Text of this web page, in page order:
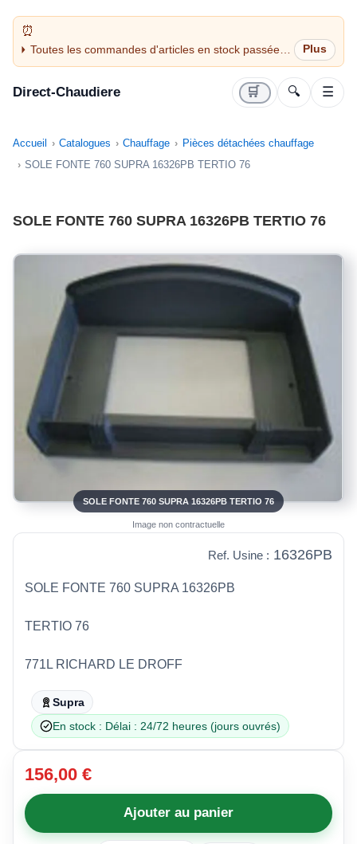
Toutes les commandes d'articles en stock passées
avant 14H sont expédiées le jour même (jours
Direct-Chaudiere 🛒 🔍 ☰
Accueil Catalogues Chauffage
Pièces détachées chauffage
SOLE FONTE 760 SUPRA 16326PB TERTIO 76
SOLE FONTE 760 SUPRA 16326PB TERTIO 76
SOLE FONTE 760 SUPRA 16326PB TERTIO 76
Image non contractuelle
Ref. Usine : 16326PB
SOLE FONTE 760 SUPRA 16326PB
TERTIO 76
771L RICHARD LE DROFF
Supra
En stock : Délai : 24/72 heures (jours ouvrés)
156,00 €
Ajouter au panier